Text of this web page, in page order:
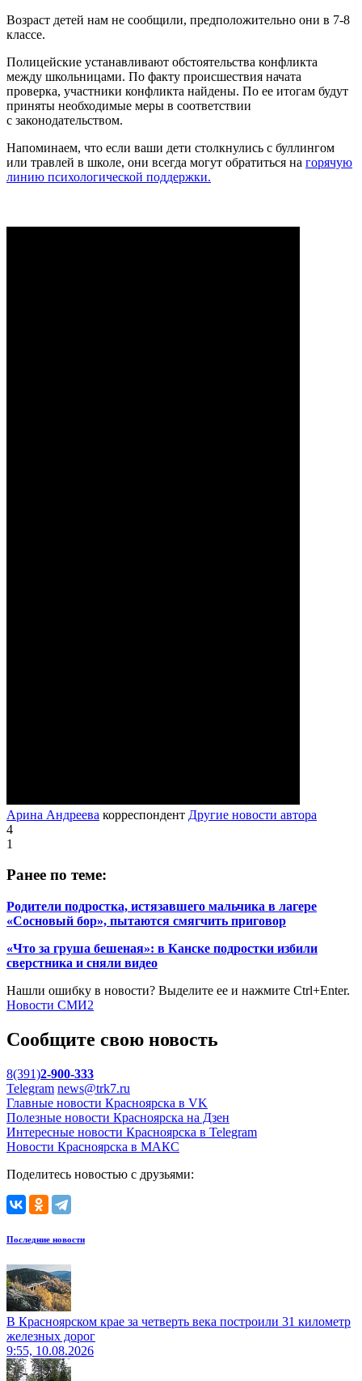
Возраст детей нам не сообщили, предположительно они в 7-8
классе.
Полицейские устанавливают обстоятельства конфликта
между школьницами. По факту происшествия начата
проверка, участники конфликта найдены. По ее итогам будут
приняты необходимые меры в соответствии
с законодательством.
Напоминаем, что если ваши дети столкнулись с буллингом
или травлей в школе, они всегда могут обратиться на горячую
линию психологической поддержки.
Арина Андреева корреспондент Другие новости автора
4
1
Ранее по теме:
Родители подростка, истязавшего мальчика в лагере
«Сосновый бор», пытаются смягчить приговор
«Что за груша бешеная»: в Канске подростки избили
сверстника и сняли видео
Нашли ошибку в новости? Выделите ее и нажмите Ctrl+Enter.
Новости СМИ2
Сообщите свою новость
8(391)2-900-333
Telegram news@trk7.ru
Главные новости Красноярска в VK
Полезные новости Красноярска на Дзен
Интересные новости Красноярска в Telegram
Новости Красноярска в МАКС
Поделитесь новостью с друзьями:
Последние новости
В Красноярском крае за четверть века построили 31 километр
железных дорог
9:55, 10.08.2026